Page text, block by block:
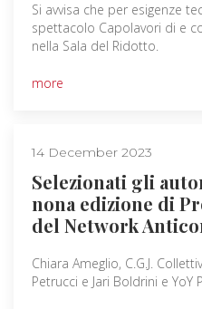
Si avvisa che per esigenze
spettacolo Capolavori di e
nella Sala del Ridotto.
more
14 December 2023
Selezionati gli
nona edizione di
del Network
Chiara Ameglio, C.G.J.
Petrucci e Jari Boldrini e